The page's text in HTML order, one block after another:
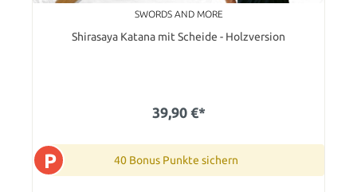
SWORDS AND MORE
Shirasaya Katana mit Scheide - Holzversion
39,90 €*
P 40 Bonus Punkte sichern